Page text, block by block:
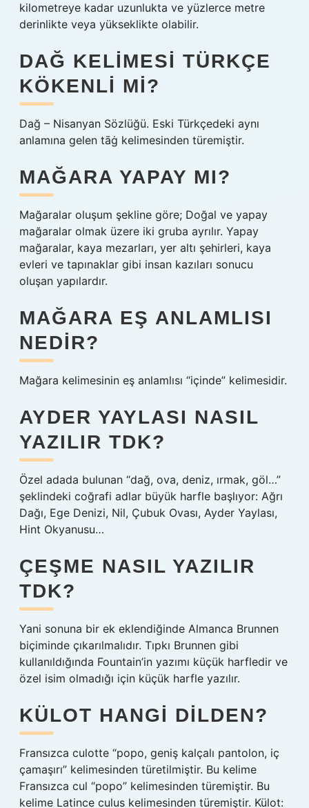
kilometreye kadar uzunlukta ve yüzlerce metre
derinlikte veya yükseklikte olabilir.
DAĞ KELIMESI TÜRKÇE
KÖKENLI MI?
Dağ – Nisanyan Sözlüğü. Eski Türkçedeki aynı
anlamına gelen tāġ kelimesinden türemiştir.
MAĞARA YAPAY MI?
Mağaralar oluşum şekline göre; Doğal ve yapay
mağaralar olmak üzere iki gruba ayrılır. Yapay
mağaralar, kaya mezarları, yer altı şehirleri, kaya
evleri ve tapınaklar gibi insan kazıları sonucu
oluşan yapılardır.
MAĞARA EŞ ANLAMLISI
NEDIR?
Mağara kelimesinin eş anlamlısı “içinde” kelimesidir.
AYDER YAYLASI NASIL
YAZILIR TDK?
Özel adada bulunan “dağ, ova, deniz, ırmak, göl…”
şeklindeki coğrafi adlar büyük harfle başlıyor: Ağrı
Dağı, Ege Denizi, Nil, Çubuk Ovası, Ayder Yaylası,
Hint Okyanusu…
ÇEŞME NASIL YAZILIR
TDK?
Yani sonuna bir ek eklendiğinde Almanca Brunnen
biçiminde çıkarılmalıdır. Tıpkı Brunnen gibi
kullanıldığında Fountain’in yazımı küçük harfledir ve
özel isim olmadığı için küçük harfle yazılır.
KÜLOT HANGI DILDEN?
Fransızca culotte “popo, geniş kalçalı pantolon, iç
çamaşırı” kelimesinden türetilmiştir. Bu kelime
Fransızca cul “popo” kelimesinden türemiştir. Bu
kelime Latince culus kelimesinden türemiştir. Külot: